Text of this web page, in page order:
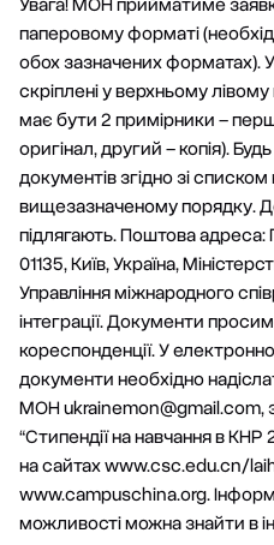
паперовому форматі
обох зазначених форматах).
скріплені у верхньому
має бути 2 примірники –
оригінал, другий – копія).
документів згідно зі
вищезазначеному порядку.
підлягають. Поштова
01135, Київ, Україна,
Управління міжнародного
інтеграції. Документи
кореспонденції. У
документи необхідно
МОНukrainemon@gmail.com,
“Стипендії на навчання в КНР
на сайтах www.csc.edu.cn/
www.campuschina.org.
можливості можна знайти в